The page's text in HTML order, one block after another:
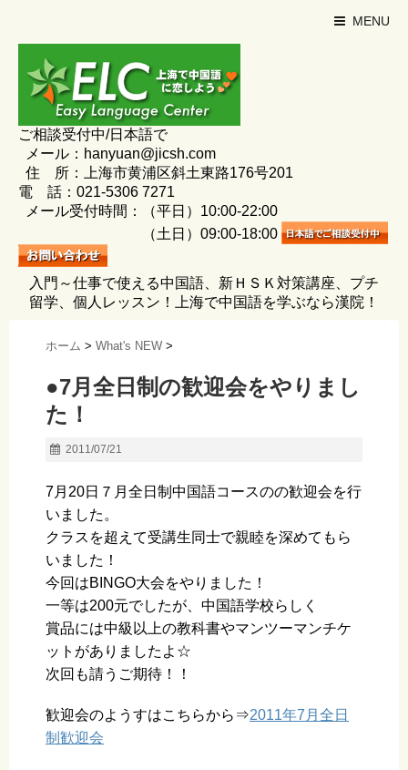
MENU
ご相談受付中/日本語で
メール：hanyuan@jicsh.com
住 所：上海市黄浦区斜土東路176号201
電 話：021-5306 7271
メール受付時間：（平日）10:00-22:00
（土日）09:00-18:00
入門～仕事で使える中国語、新ＨＳＫ対策講座、プチ
留学、個人レッスン！上海で中国語を学ぶなら漢院！
ホーム > What's NEW >
●7月全日制の歓迎会をやりまし
た！
2011/07/21
7月20日７月全日制中国語コースのの歓迎会を行
いました。
クラスを超えて受講生同士で親睦を深めてもら
いました！
今回はBINGO大会をやりました！
一等は200元でしたが、中国語学校らしく
賞品には中級以上の教科書やマンツーマンチケ
ットがありましたよ☆
次回も請うご期待！！
歓迎会のようすはこちらから⇒2011年7月全日
制歓迎会